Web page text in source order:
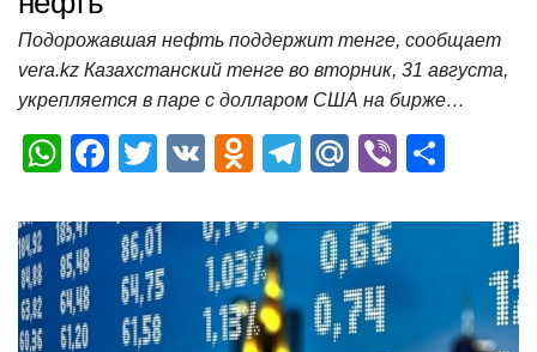
Подорожавшая нефть поддержит тенге, сообщает
vera.kz Казахстанский тенге во вторник, 31 августа,
укрепляется в паре с долларом США на бирже…
W
at
s
A
F
c
e
b
T
tt
er
V
O
n
o
kl
T
e
gr
a
M
.R
u
Vi
er п
а